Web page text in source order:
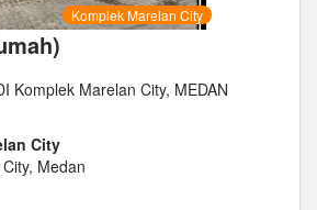
Komplek Marelan City
Komplek Marelan City, MEDAN
City
Medan